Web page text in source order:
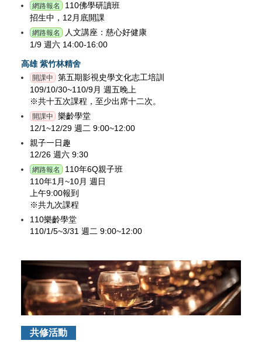
網路報名
110佛學研讀班
招生中，12月底開課
網路報名
人文講座：慈心好健康
1/9 週六 14:00-16:00
高雄 紫竹林精舍
開課中
第五期影視史學文化志工培訓
109/10/30~110/9月 週五晚上
※共十五次課程，至少出席十二次。
開課中
樂齡學堂
12/1~12/29 週二 9:00~12:00
親子一日趣
12/26 週六 9:30
網路報名
110年6Q親子班
110年1月~10月 週日
上午9:00報到
※共九次課程
110樂齡學堂
110/1/5~3/31 週二 9:00~12:00
共修活動